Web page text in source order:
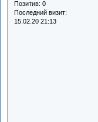
Позитив: 0
Последний визит:
15.02.20 21:13